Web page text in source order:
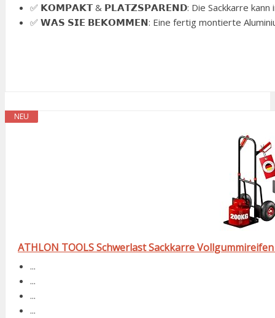
✅ 𝗞𝗢𝗠𝗣𝗔𝗞𝗧 & 𝗣𝗟𝗔𝗧𝗭𝗦𝗣𝗔𝗥𝗘𝗡𝗗: Die Sackkarre kann
✅ 𝗪𝗔𝗦 𝗦𝗜𝗘 𝗕𝗘𝗞𝗢𝗠𝗠𝗘𝗡: Eine fertig montierte
NEU
ATHLON TOOLS Schwerlast Sackkarre
...
...
...
...